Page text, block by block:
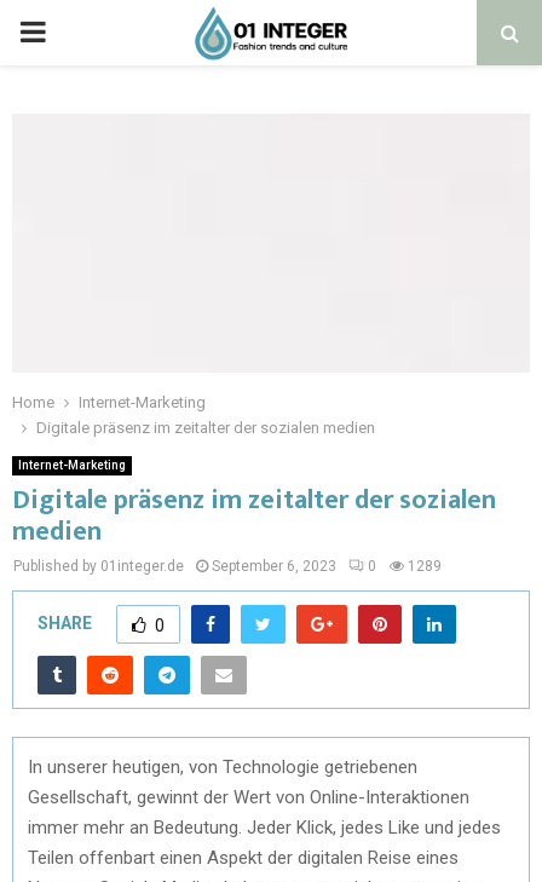
Home
Internet-Marketing
Digitale präsenz im zeitalter der sozialen medien
Internet-Marketing
Digitale präsenz im zeitalter der sozialen
medien
Published by 01integer.de September 6, 2023 0 1289
SHARE 0
In unserer heutigen, von Technologie getriebenen
Gesellschaft, gewinnt der Wert von Online-Interaktionen
immer mehr an Bedeutung. Jeder Klick, jedes Like und jedes
Teilen offenbart einen Aspekt der digitalen Reise eines